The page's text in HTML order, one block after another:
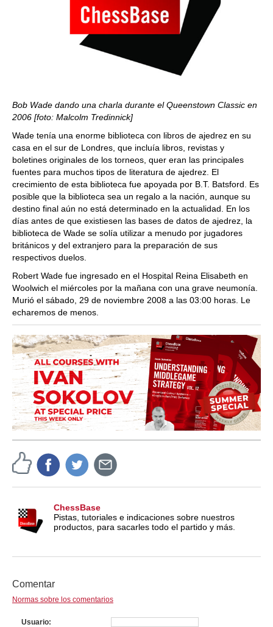
Bob Wade dando una charla durante el Queenstown Classic en
2006 [foto: Malcolm Tredinnick]
Wade tenía una enorme biblioteca con libros de ajedrez en su
casa en el sur de Londres, que incluía libros, revistas y
boletines originales de los torneos, quer eran las principales
fuentes para muchos tipos de literatura de ajedrez. El
crecimiento de esta biblioteca fue apoyada por B.T. Batsford. Es
posible que la biblioteca sea un regalo a la nación, aunque su
destino final aún no está determinado en la actualidad. En los
días antes de que existiesen las bases de datos de ajedrez, la
biblioteca de Wade se solía utilizar a menudo por jugadores
británicos y del extranjero para la preparación de sus
respectivos duelos.
Robert Wade fue ingresado en el Hospital Reina Elisabeth en
Woolwich el miércoles por la mañana con una grave neumonía.
Murió el sábado, 29 de noviembre 2008 a las 03:00 horas. Le
echaremos de menos.
ChessBase
Pistas, tutoriales e indicaciones sobre nuestros
productos, para sacarles todo el partido y más.
Comentar
Normas sobre los comentarios
Usuario